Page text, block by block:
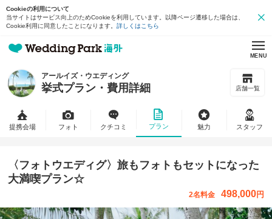
Cookieの利用について
当サイトはサービス向上のためCookieを利用しています。以降ページ遷移した場合は、
Cookie利用に同意したことになります。 詳しくはこちら
MENU
アールイズ・ウエディング
挙式プラン・費用詳細 店舗一覧
提携会場 フォト クチコミ プラン 魅力 スタッフ
〈フォトウエディグ〉旅もフォトもセットになった
大満喫プラン☆
2名料金 498,000円